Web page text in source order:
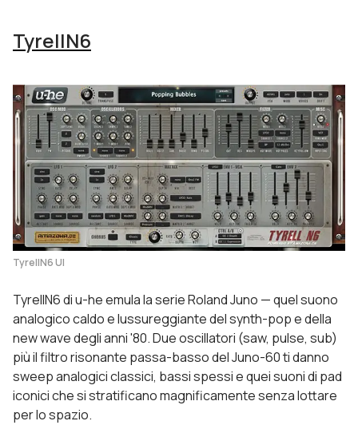
TyrellN6
TyrellN6 UI
TyrellN6 di u-he emula la serie Roland Juno — quel suono
analogico caldo e lussureggiante del synth-pop e della
new wave degli anni '80. Due oscillatori (saw, pulse, sub)
più il filtro risonante passa-basso del Juno-60 ti danno
sweep analogici classici, bassi spessi e quei suoni di pad
iconici che si stratificano magnificamente senza lottare
per lo spazio.